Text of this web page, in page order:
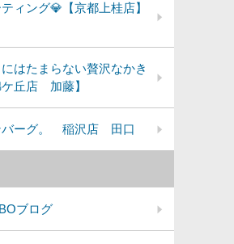
ブログ
ィング💎【京都上桂店】
はたまらない贅沢なかき
丘店 加藤】
バーグ。 稲沢店 田口